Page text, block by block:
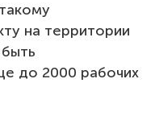
на территории
до 2000 рабочих